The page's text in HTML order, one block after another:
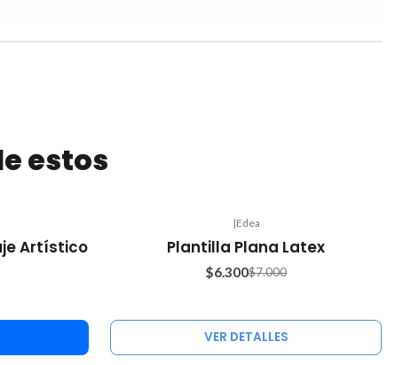
estos
Artístico
|Edea
Plantilla Plana Latex
$6.300$7.000
VER DETALLES